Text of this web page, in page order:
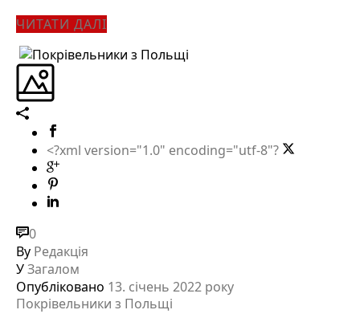
ЧИТАТИ ДАЛІ
<?xml version="1.0" encoding="utf-8"?
0
By Редакція
УЗагалом
Опубліковано 13. січень 2022 року
Покрівельники з Польщі